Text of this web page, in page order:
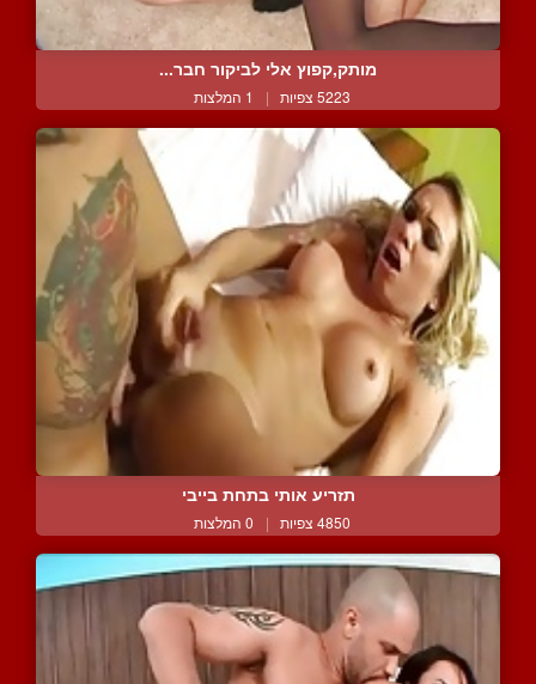
מותק,קפוץ אלי לביקור חבר...
5223 צפיות | 1 המלצות
תזריע אותי בתחת בייבי
4850 צפיות | 0 המלצות